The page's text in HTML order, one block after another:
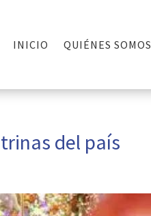
INICIO QUIÉNES SOMOS
del país